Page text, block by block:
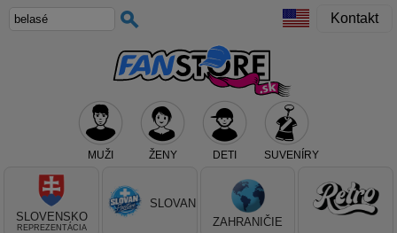
Kontakt
MUŽI ŽENY DETI SUVENÍRY
Teraz vyberte klub, alebo typ výrobku
SLOVENSKO
REPREZENTÁCIA
SLOVAN
ZAHRANIČIE